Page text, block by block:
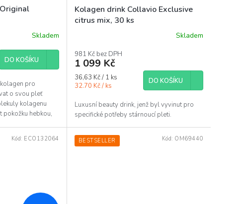
Skladem
DO KOŠÍKU
pro
o svou pleť
kolagenu
pokožku hebkou,
Kolagen drink Collavio Exclusive
citrus mix, 30 ks
produktu
je
5,0
z
hvězdiček.
Skladem
981 Kč bez DPH
1 099 Kč
Měrná
cena:
36,63 Kč / 1 ks
32.70 Kč / ks
DO KOŠÍKU
Luxusní beauty drink, jenž byl vyvinut pro
specifické potřeby stárnoucí pleti.
Kód: ECO132064 BESTSELLER Kód: OM69440